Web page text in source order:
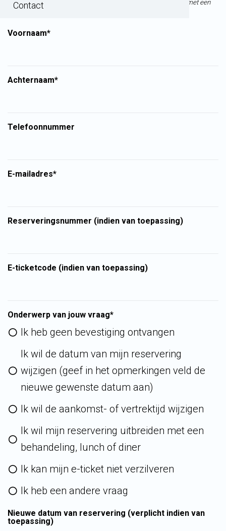
Contact
Na het verzenden van het contactformulier ontvang je een mail met een
Voornaam*
Achternaam*
Telefoonnummer
E-mailadres*
Reserveringsnummer (indien van toepassing)
E-ticketcode (indien van toepassing)
Onderwerp van jouw vraag*
Ik heb geen bevestiging ontvangen
Ik wil de datum van mijn reservering
wijzigen (geef in het opmerkingen veld de
nieuwe gewenste datum aan)
Ik wil de aankomst- of vertrektijd wijzigen
Ik wil mijn reservering uitbreiden met een
behandeling, lunch of diner
Ik kan mijn e-ticket niet verzilveren
Ik heb een andere vraag
Nieuwe datum van reservering (verplicht indien van
toepassing)